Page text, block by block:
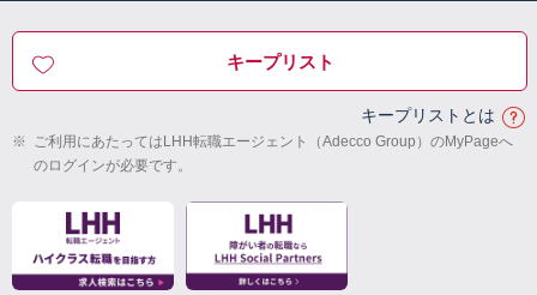
キープリスト
キープリストとは
※ ご利用にあたってはLHH転職エージェント（Adecco Group）のMyPageへ
のログインが必要です。